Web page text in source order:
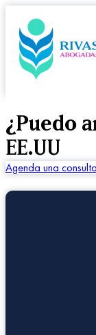
¿Puedo
EE.UU
Agenda una